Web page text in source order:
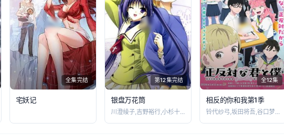
全集完结
宅妖记
第12集完结
银盘万花筒
川澄绫子,吉野裕行,小杉十郎太,铃木弘子
全12集
相反的你和我第1季
铃代纱弓,坂田将吾,谷口梦奈,平林瑚夏,